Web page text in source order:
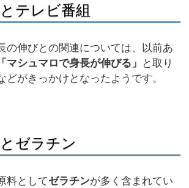
テレビ番組
の伸びとの関連については、以前あ
「マシュマロで身長が伸びる」
と取り
どがきっかけとなったようです。
ゼラチン
料としてゼラチンが多く含まれてい